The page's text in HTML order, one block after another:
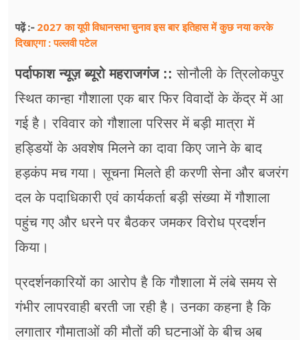
पढ़ें :- 2027 का यूपी विधानसभा चुनाव इस बार इतिहास में कुछ नया करके
दिखाएगा : पल्लवी पटेल
पर्दाफाश न्यूज़ ब्यूरो महराजगंज :: सोनौली के त्रिलोकपुर
स्थित कान्हा गौशाला एक बार फिर विवादों के केंद्र में आ
गई है। रविवार को गौशाला परिसर में बड़ी मात्रा में
हड्डियों के अवशेष मिलने का दावा किए जाने के बाद
हड़कंप मच गया। सूचना मिलते ही करणी सेना और बजरंग
दल के पदाधिकारी एवं कार्यकर्ता बड़ी संख्या में गौशाला
पहुंच गए और धरने पर बैठकर जमकर विरोध प्रदर्शन
किया।
प्रदर्शनकारियों का आरोप है कि गौशाला में लंबे समय से
गंभीर लापरवाही बरती जा रही है। उनका कहना है कि
लगातार गौमाताओं की मौतों की घटनाओं के बीच अब